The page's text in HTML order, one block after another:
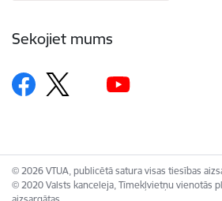
Sekojiet mums
© 2026 VTUA, publicētā satura visas tiesības
© 2020 Valsts kanceleja, Tīmekļvietņu vienotās